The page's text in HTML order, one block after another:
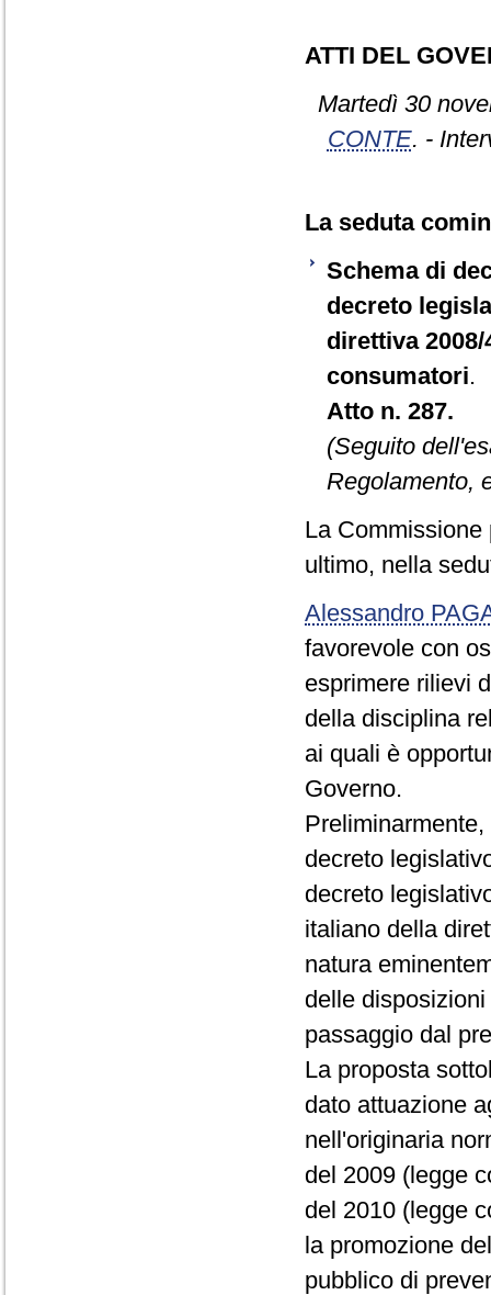
ATTI DEL
Martedì 30
CONTE. -
La seduta
Schema di
decreto
direttiva
consumatori.
Atto n. 287.
(Seguito
Regolamento,
La
ultimo, nella
Alessandro
favorevole con
esprimere rilievi
della disciplina
ai quali è
Governo.
decreto
decreto
italiano della
natura
delle
passaggio dal
La proposta
dato attuazione
nell'originaria
del 2009 (legge
del 2010 (legge
la promozione
pubblico di